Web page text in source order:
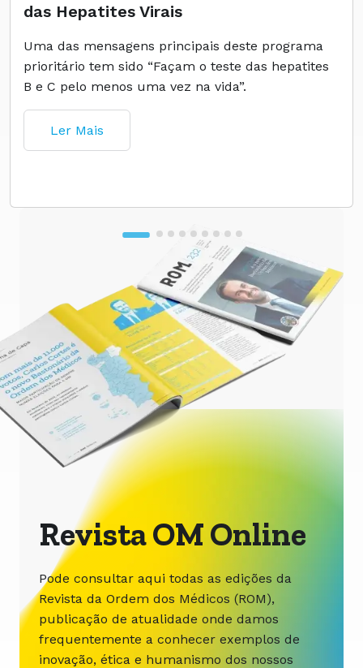
das Hepatites Virais
Uma das mensagens principais deste programa
prioritário tem sido “Façam o teste das hepatites
B e C pelo menos uma vez na vida”.
Ler Mais
Revista OM Online
Pode consultar aqui todas as edições da
Revista da Ordem dos Médicos (ROM),
publicação de atualidade onde damos
frequentemente a conhecer exemplos de
inovação, ética e humanismo dos nossos